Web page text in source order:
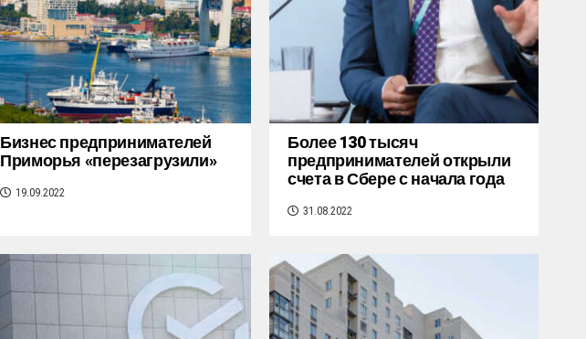
Бизнес предпринимателей
Приморья «перезагрузили»
19.09.2022
Более 130 тысяч
предпринимателей открыли
счета в Сбере с начала года
31.08.2022